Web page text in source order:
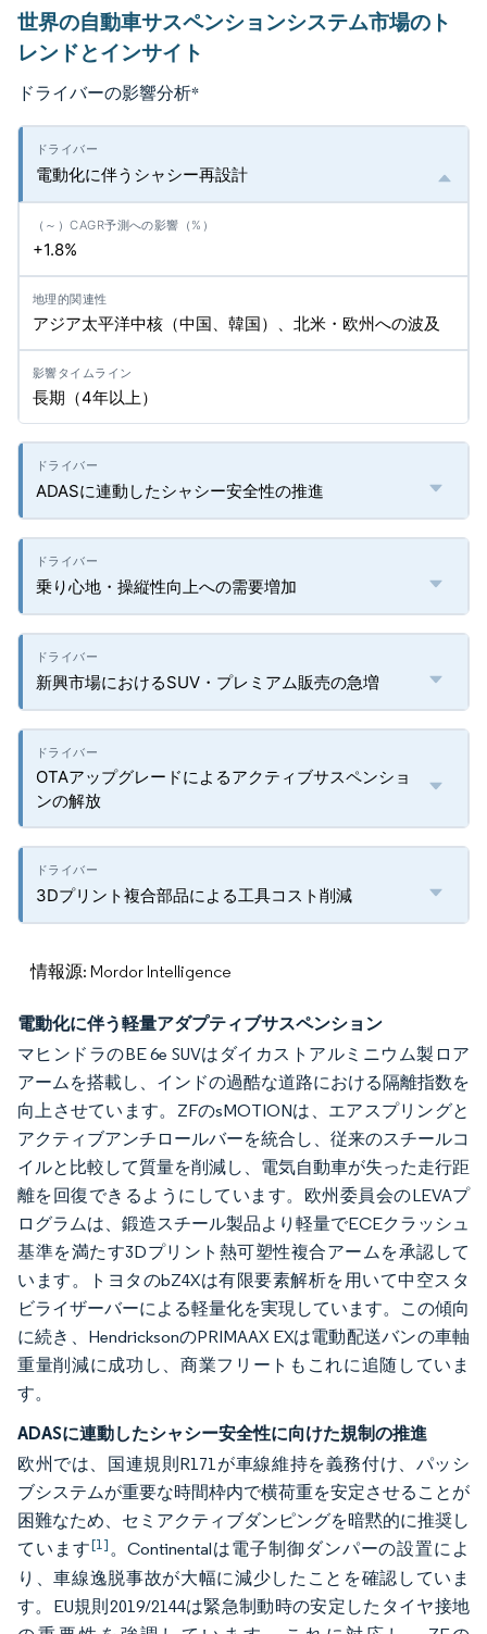
世界の自動車サスペンションシステム市場のト
レンドとインサイト
ドライバーの影響分析*
電動化に伴うシャシー再設計
+1.8%
アジア太平洋中核（中国、韓国）、北米・欧州への波及
長期（4年以上）
ADASに連動したシャシー安全性の推進
乗り心地・操縦性向上への需要増加
新興市場におけるSUV・プレミアム販売の急増
OTAアップグレードによるアクティブサスペンショ
ンの解放
3Dプリント複合部品による工具コスト削減
情報源: Mordor Intelligence
電動化に伴う軽量アダプティブサスペンション
マヒンドラのBE 6e SUVはダイカストアルミニウム製ロア
アームを搭載し、インドの過酷な道路における隔離指数を
向上させています。ZFのsMOTIONは、エアスプリングと
アクティブアンチロールバーを統合し、従来のスチールコ
イルと比較して質量を削減し、電気自動車が失った走行距
離を回復できるようにしています。欧州委員会のLEVAプ
ログラムは、鍛造スチール製品より軽量でECEクラッシュ
基準を満たす3Dプリント熱可塑性複合アームを承認して
います。トヨタのbZ4Xは有限要素解析を用いて中空スタ
ビライザーバーによる軽量化を実現しています。この傾向
に続き、HendricksonのPRIMAAX EXは電動配送バンの車軸
重量削減に成功し、商業フリートもこれに追随していま
す。
ADASに連動したシャシー安全性に向けた規制の推進
欧州では、国連規則R171が車線維持を義務付け、パッシ
ブシステムが重要な時間枠内で横荷重を安定させることが
困難なため、セミアクティブダンピングを暗黙的に推奨し
ています[1]。Continentalは電子制御ダンパーの設置によ
り、車線逸脱事故が大幅に減少したことを確認していま
す。EU規則2019/2144は緊急制動時の安定したタイヤ接地